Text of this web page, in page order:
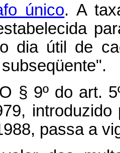
único. A
dia útil de
§ 9º do art.
passa a